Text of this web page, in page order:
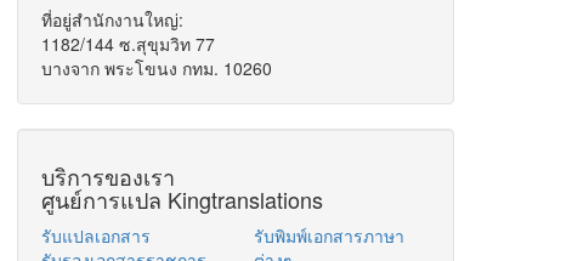
ที่อยู่สำนักงานใหญ่:
1182/144 ซ.สุขุมวิท 77
บางจาก พระโขนง กทม. 10260
บริการของเรา
ศูนย์การแปล Kingtranslations
รับแปลเอกสาร
รับพิมพ์เอกสารภาษา